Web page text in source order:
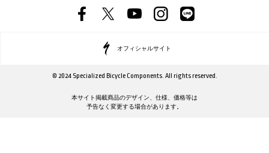
オフィシャルサイト
© 2024 Specialized Bicycle Components. All rights reserved.
本サイト掲載商品のデザイン、仕様、価格等は
予告なく変更する場合があります。